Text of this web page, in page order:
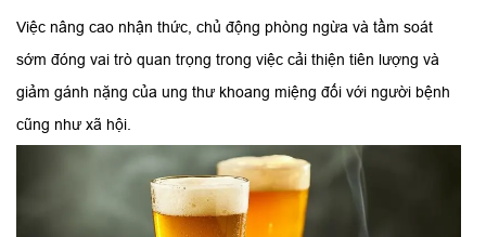
Việc nâng cao nhận thức, chủ động phòng ngừa và tầm soát
sớm đóng vai trò quan trọng trong việc cải thiện tiên lượng và
giảm gánh nặng của ung thư khoang miệng đối với người bệnh
cũng như xã hội.